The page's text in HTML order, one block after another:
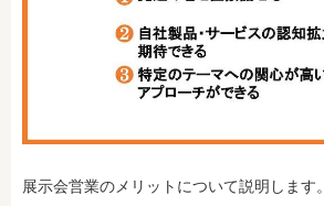
展示会営業のメリットについて説明します。